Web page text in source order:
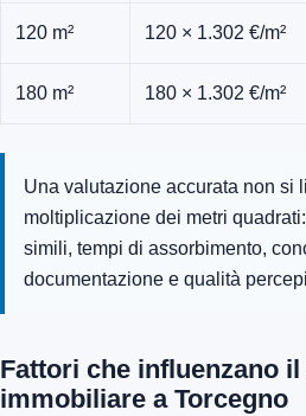
120 m² 120 × 1.302 €/m²
180 m² 180 × 1.302 €/m²
Una valutazione accurata non si
moltiplicazione dei metri
simili, tempi di assorbimento,
documentazione e qualità
Fattori che influenzano
immobiliare a Torcegno